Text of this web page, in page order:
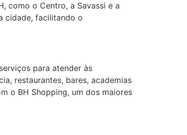
como o Centro, a Savassi e a
cidade, facilitando o
para atender às
restaurantes, bares, academias
o BH Shopping, um dos maiores